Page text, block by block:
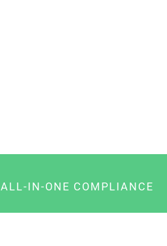
ALL-IN-ONE COMPLIANCE